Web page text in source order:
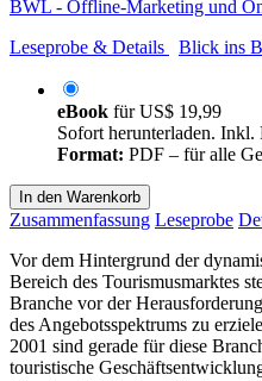
BWL - Offline-Marketing und
Leseprobe & Details
Blick ins
eBook fürUS$ 19,99
Sofort herunterladen. Inkl.
Format: PDF – für alle
In den Warenkorb
Zusammenfassung Leseprobe
Vor dem Hintergrund der
Bereich des Tourismusmarktes
Branche vor der
des Angebotsspektrums zu
2001 sind gerade für diese
touristische